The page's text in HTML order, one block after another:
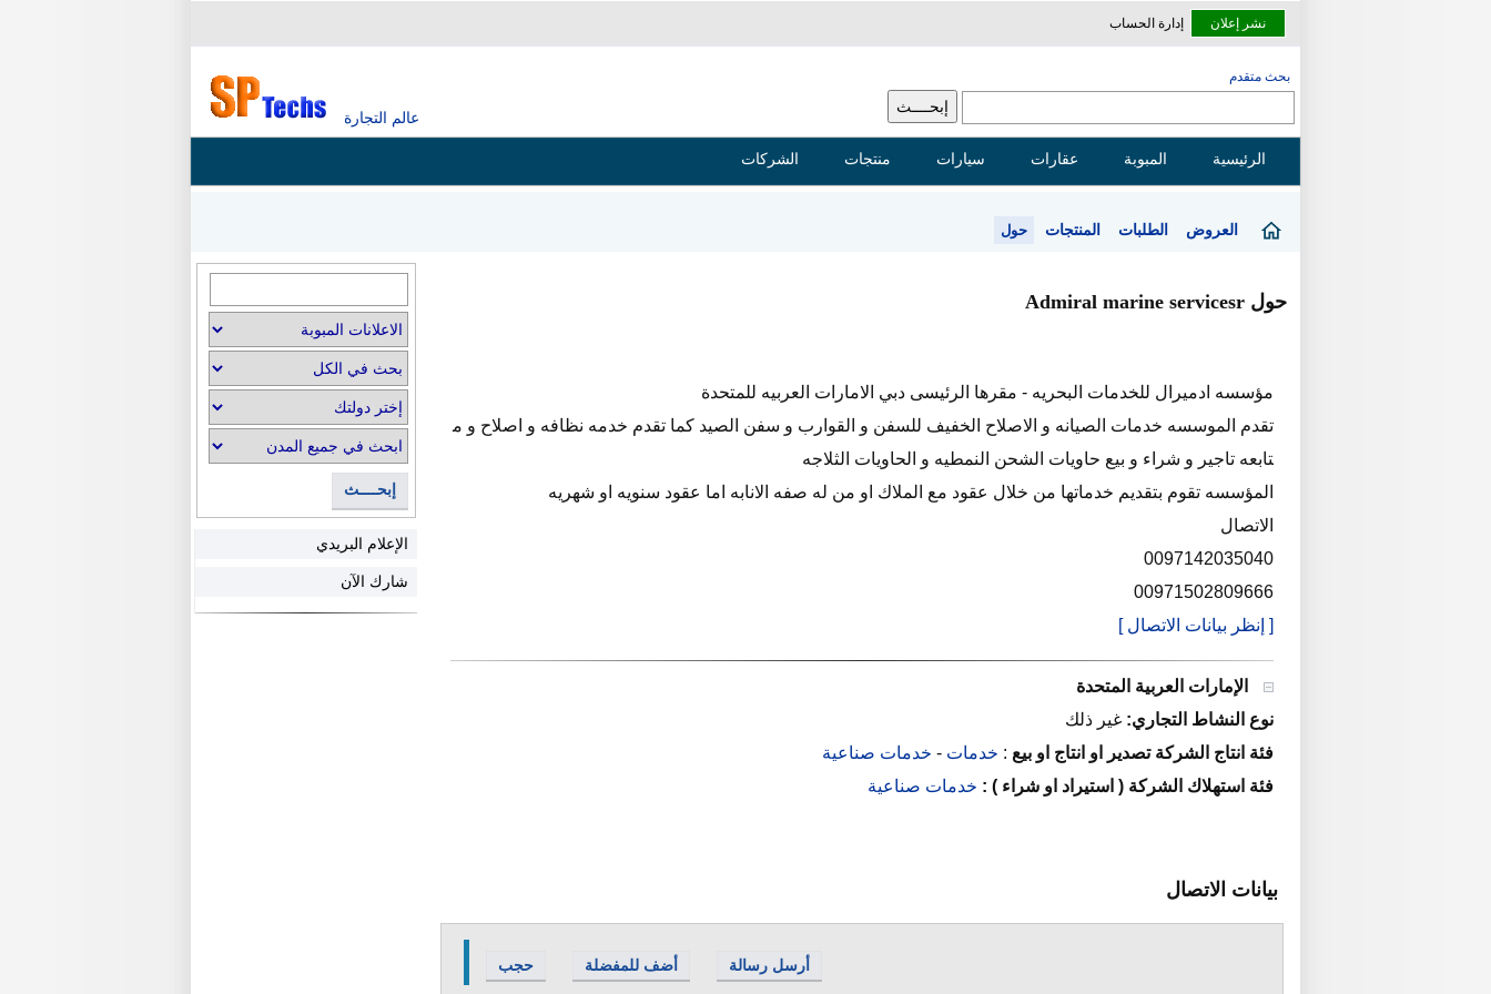
نشر إعلان إدارة الحساب
عالم التجارة
بحث متقدم
الرئيسية المبوبة عقارات سيارات منتجات الشركات
العروض الطلبات المنتجات حول
حول Admiral marine servicesr
مؤسسه ادميرال للخدمات البحريه - مقرها الرئيسى دبي الامارات العربيه للمتحدة
تقدم الموسسه خدمات الصيانه و الاصلاح الخفيف للسفن و القوارب و سفن الصيد كما تقدم خدمه نظافه و اصلاح و م
تابعه تاجير و شراء و بيع حاويات الشحن النمطيه و الحاويات الثلاجه
المؤسسه تقوم بتقديم خدماتها من خلال عقود مع الملاك او من له صفه الانابه اما عقود سنويه او شهريه
الاتصال
0097142035040
00971502809666
[ إنظر بيانات الاتصال ]
الإمارات العربية المتحدة
نوع النشاط التجاري: غير ذلك
فئة انتاج الشركة تصدير او انتاج او بيع : خدمات - خدمات صناعية
فئة استهلاك الشركة ( استيراد او شراء ) : خدمات صناعية
بيانات الاتصال
حجب أضف للمفضلة أرسل رسالة
إبحــــث
الإعلام البريدي
شارك الآن